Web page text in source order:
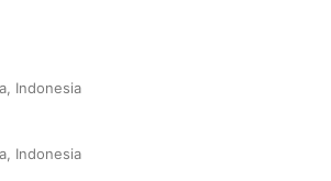
Indonesia
Indonesia